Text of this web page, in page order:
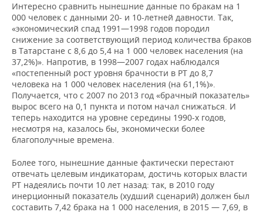
Интересно сравнить нынешние данные по бракам на 1
000 человек с данными 20- и 10-летней давности. Так,
«экономический спад 1991—1998 годов породил
снижение за соответствующий период количества браков
в Татарстане с 8,6 до 5,4 на 1 000 человек населения (на
37,2%)». Напротив, в 1998—2007 годах наблюдался
«постепенный рост уровня брачности в РТ до 8,7
человека на 1 000 человек населения (на 61,1%)».
Получается, что с 2007 по 2013 год «брачный показатель»
вырос всего на 0,1 пункта и потом начал снижаться. И
теперь находится на уровне середины 1990-х годов,
несмотря на, казалось бы, экономически более
благополучные времена.
Более того, нынешние данные фактически перестают
отвечать целевым индикаторам, достичь которых власти
РТ надеялись почти 10 лет назад: так, в 2010 году
инерционный показатель (худший сценарий) должен был
составить 7,42 брака на 1 000 населения, в 2015 — 7,69, в